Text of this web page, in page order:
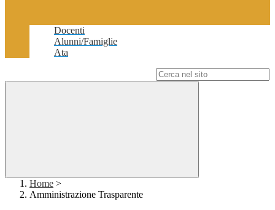
Docenti
Alunni/Famiglie
Ata
Home >
Amministrazione Trasparente